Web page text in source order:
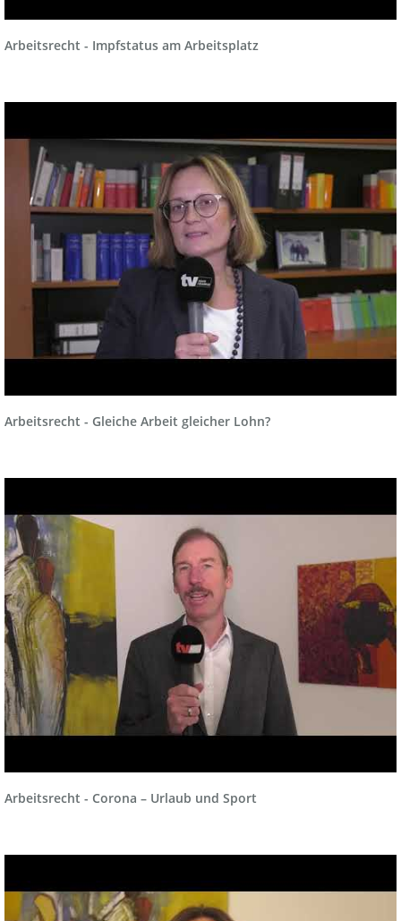
Arbeitsrecht - Impfstatus am Arbeitsplatz
Arbeitsrecht - Gleiche Arbeit gleicher Lohn?
Arbeitsrecht - Corona – Urlaub und Sport